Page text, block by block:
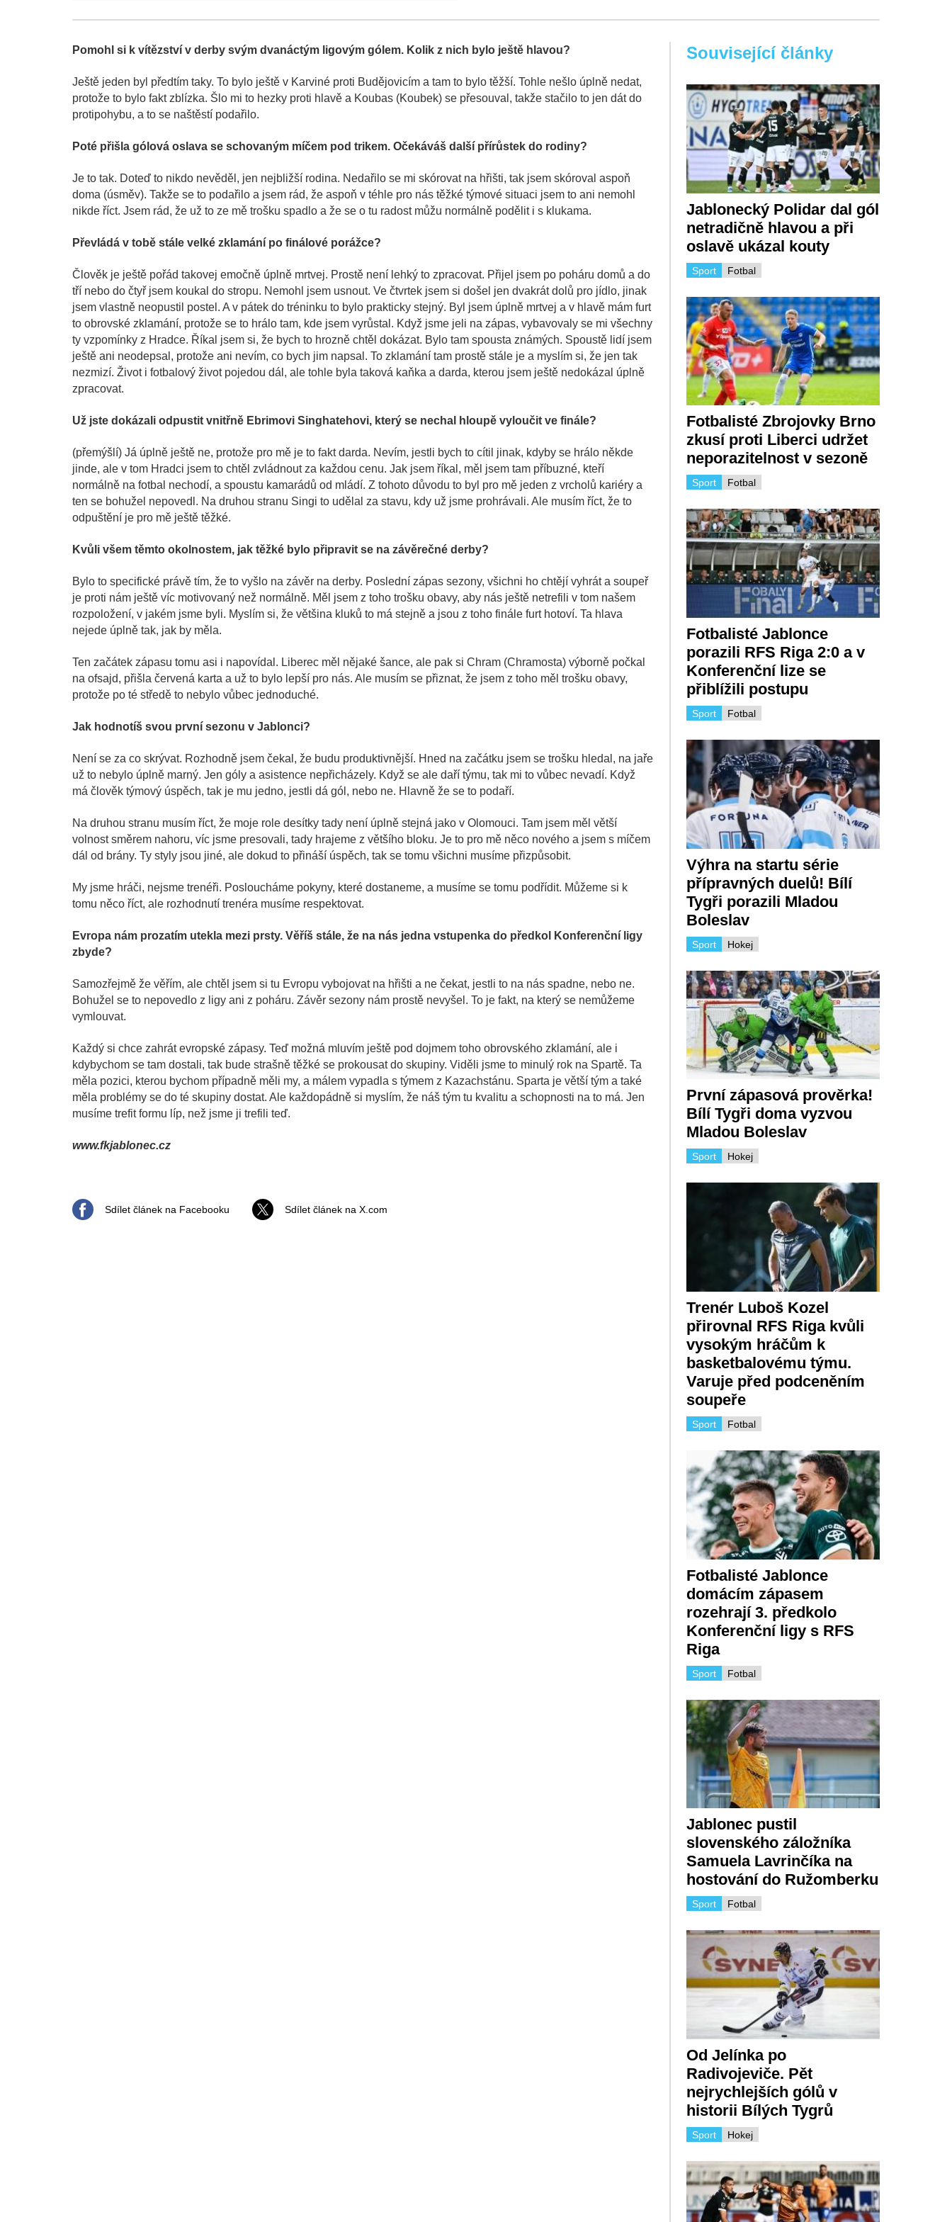
Pomohl si k vítězství v derby svým dvanáctým ligovým gólem. Kolik z nich bylo ještě hlavou?
Ještě jeden byl předtím taky. To bylo ještě v Karviné proti Budějovicím a tam to bylo těžší. Tohle nešlo úplně nedat,
protože to bylo fakt zblízka. Šlo mi to hezky proti hlavě a Koubas (Koubek) se přesouval, takže stačilo to jen dát do
protipohybu, a to se naštěstí podařilo.
Poté přišla gólová oslava se schovaným míčem pod trikem. Očekáváš další přírůstek do rodiny?
Je to tak. Doteď to nikdo nevěděl, jen nejbližší rodina. Nedařilo se mi skórovat na hřišti, tak jsem skóroval aspoň
doma (úsměv). Takže se to podařilo a jsem rád, že aspoň v téhle pro nás těžké týmové situaci jsem to ani nemohl
nikde říct. Jsem rád, že už to ze mě trošku spadlo a že se o tu radost můžu normálně podělit i s klukama.
Převládá v tobě stále velké zklamání po finálové porážce?
Člověk je ještě pořád takovej emočně úplně mrtvej. Prostě není lehký to zpracovat. Přijel jsem po poháru domů a do
tří nebo do čtyř jsem koukal do stropu. Nemohl jsem usnout. Ve čtvrtek jsem si došel jen dvakrát dolů pro jídlo, jinak
jsem vlastně neopustil postel. A v pátek do tréninku to bylo prakticky stejný. Byl jsem úplně mrtvej a v hlavě mám furt
to obrovské zklamání, protože se to hrálo tam, kde jsem vyrůstal. Když jsme jeli na zápas, vybavovaly se mi všechny
ty vzpomínky z Hradce. Říkal jsem si, že bych to hrozně chtěl dokázat. Bylo tam spousta známých. Spoustě lidí jsem
ještě ani neodepsal, protože ani nevím, co bych jim napsal. To zklamání tam prostě stále je a myslím si, že jen tak
nezmizí. Život i fotbalový život pojedou dál, ale tohle byla taková kaňka a darda, kterou jsem ještě nedokázal úplně
zpracovat.
Už jste dokázali odpustit vnitřně Ebrimovi Singhatehovi, který se nechal hloupě vyloučit ve finále?
(přemýšlí) Já úplně ještě ne, protože pro mě je to fakt darda. Nevím, jestli bych to cítil jinak, kdyby se hrálo někde
jinde, ale v tom Hradci jsem to chtěl zvládnout za každou cenu. Jak jsem říkal, měl jsem tam příbuzné, kteří
normálně na fotbal nechodí, a spoustu kamarádů od mládí. Z tohoto důvodu to byl pro mě jeden z vrcholů kariéry a
ten se bohužel nepovedl. Na druhou stranu Singi to udělal za stavu, kdy už jsme prohrávali. Ale musím říct, že to
odpuštění je pro mě ještě těžké.
Kvůli všem těmto okolnostem, jak těžké bylo připravit se na závěrečné derby?
Bylo to specifické právě tím, že to vyšlo na závěr na derby. Poslední zápas sezony, všichni ho chtějí vyhrát a soupeř
je proti nám ještě víc motivovaný než normálně. Měl jsem z toho trošku obavy, aby nás ještě netrefili v tom našem
rozpoložení, v jakém jsme byli. Myslím si, že většina kluků to má stejně a jsou z toho finále furt hotoví. Ta hlava
nejede úplně tak, jak by měla.
Ten začátek zápasu tomu asi i napovídal. Liberec měl nějaké šance, ale pak si Chram (Chramosta) výborně počkal
na ofsajd, přišla červená karta a už to bylo lepší pro nás. Ale musím se přiznat, že jsem z toho měl trošku obavy,
protože po té středě to nebylo vůbec jednoduché.
Jak hodnotíš svou první sezonu v Jablonci?
Není se za co skrývat. Rozhodně jsem čekal, že budu produktivnější. Hned na začátku jsem se trošku hledal, na jaře
už to nebylo úplně marný. Jen góly a asistence nepřicházely. Když se ale daří týmu, tak mi to vůbec nevadí. Když
má člověk týmový úspěch, tak je mu jedno, jestli dá gól, nebo ne. Hlavně že se to podaří.
Na druhou stranu musím říct, že moje role desítky tady není úplně stejná jako v Olomouci. Tam jsem měl větší
volnost směrem nahoru, víc jsme presovali, tady hrajeme z většího bloku. Je to pro mě něco nového a jsem s míčem
dál od brány. Ty styly jsou jiné, ale dokud to přináší úspěch, tak se tomu všichni musíme přizpůsobit.
My jsme hráči, nejsme trenéři. Posloucháme pokyny, které dostaneme, a musíme se tomu podřídit. Můžeme si k
tomu něco říct, ale rozhodnutí trenéra musíme respektovat.
Evropa nám prozatím utekla mezi prsty. Věříš stále, že na nás jedna vstupenka do předkol Konferenční ligy
zbyde?
Samozřejmě že věřím, ale chtěl jsem si tu Evropu vybojovat na hřišti a ne čekat, jestli to na nás spadne, nebo ne.
Bohužel se to nepovedlo z ligy ani z poháru. Závěr sezony nám prostě nevyšel. To je fakt, na který se nemůžeme
vymlouvat.
Každý si chce zahrát evropské zápasy. Teď možná mluvím ještě pod dojmem toho obrovského zklamání, ale i
kdybychom se tam dostali, tak bude strašně těžké se prokousat do skupiny. Viděli jsme to minulý rok na Spartě. Ta
měla pozici, kterou bychom případně měli my, a málem vypadla s týmem z Kazachstánu. Sparta je větší tým a také
měla problémy se do té skupiny dostat. Ale každopádně si myslím, že náš tým tu kvalitu a schopnosti na to má. Jen
musíme trefit formu líp, než jsme ji trefili teď.
www.fkjablonec.cz
Sdílet článek na Facebooku Sdílet článek na X.com
Související články
Jablonecký Polidar dal gól
netradičně hlavou a při
oslavě ukázal kouty
Fotbal
Sport
Fotbalisté Zbrojovky Brno
zkusí proti Liberci udržet
neporazitelnost v sezoně
Fotbal
Sport
Fotbalisté Jablonce
porazili RFS Riga 2:0 a v
Konferenční lize se
přiblížili postupu
Fotbal
Sport
Výhra na startu série
přípravných duelů! Bílí
Tygři porazili Mladou
Boleslav
Hokej
Sport
První zápasová prověrka!
Bílí Tygři doma vyzvou
Mladou Boleslav
Hokej
Sport
Trenér Luboš Kozel
přirovnal RFS Riga kvůli
vysokým hráčům k
basketbalovému týmu.
Varuje před podceněním
soupeře
Fotbal
Sport
Fotbalisté Jablonce
domácím zápasem
rozehrají 3. předkolo
Konferenční ligy s RFS
Riga
Fotbal
Sport
Jablonec pustil
slovenského záložníka
Samuela Lavrinčíka na
hostování do Ružomberku
Fotbal
Sport
Od Jelínka po
Radivojeviče. Pět
nejrychlejších gólů v
historii Bílých Tygrů
Hokej
Sport